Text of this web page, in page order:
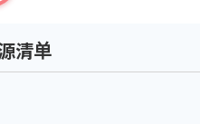
清单